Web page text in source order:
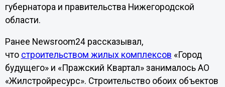
губернатора и правительства Нижегородской
области.
Ранее Newsroom24 рассказывал,
что строительством жилых комплексов «Город
будущего» и «Пражский Квартал» занималось АО
«Жилстройресурс». Строительство обоих объектов